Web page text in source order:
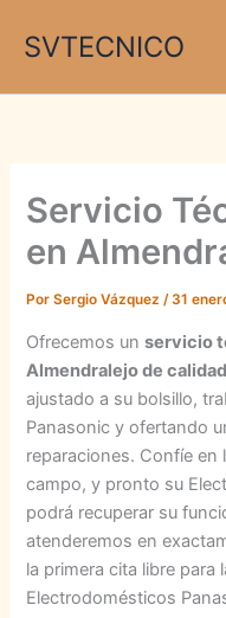
SVTECNICO
Servicio
en
PorSergio Vázquez/31
Ofrecemos unservicio
Almendralejo de calidad
ajustado a su bolsillo,
Panasonic y ofertando
reparaciones. Confíe en
campo, y pronto su
podrá recuperar su
atenderemos en
la primera cita libre para
Electrodomésticos